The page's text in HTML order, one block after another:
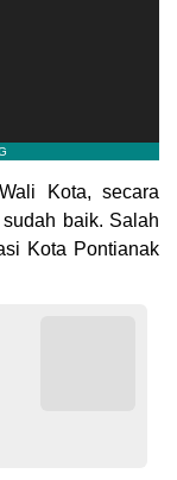
Kota, secara
baik. Salah
Kota Pontianak